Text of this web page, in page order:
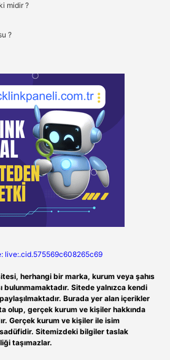
midir ?
?
live:.cid.575569c608265c69
herhangi bir marka, kurum veya şahıs
bulunmamaktadır. Sitede yalnızca kendi
paylaşılmaktadır. Burada yer alan içerikler
olup, gerçek kurum ve kişiler hakkında
Gerçek kurum ve kişiler ile isim
Sitemizdeki bilgiler taslak
taşımazlar.